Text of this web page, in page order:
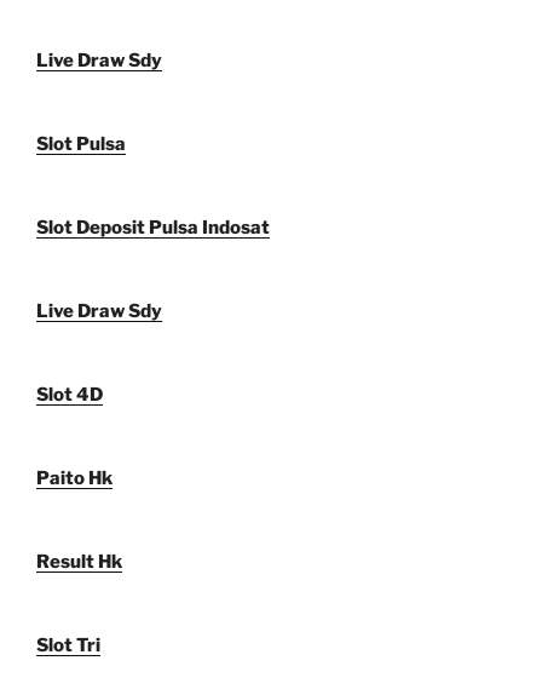
Live Draw Sdy
Slot Pulsa
Slot Deposit Pulsa Indosat
Live Draw Sdy
Slot 4D
Paito Hk
Result Hk
Slot Tri